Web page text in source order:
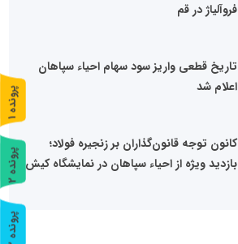
فروآلیاژ در قم
تاریخ قطعی واریز سود سهام احیاء سپاهان
اعلام شد
کانون توجه قانون‌گذاران بر زنجیره فولاد؛
بازدید ویژه از احیاء سپاهان در نمایشگاه کیش
پ
ر
و
ن
د
ه
1
پ
ر
و
ن
د
ه
2
پ
3